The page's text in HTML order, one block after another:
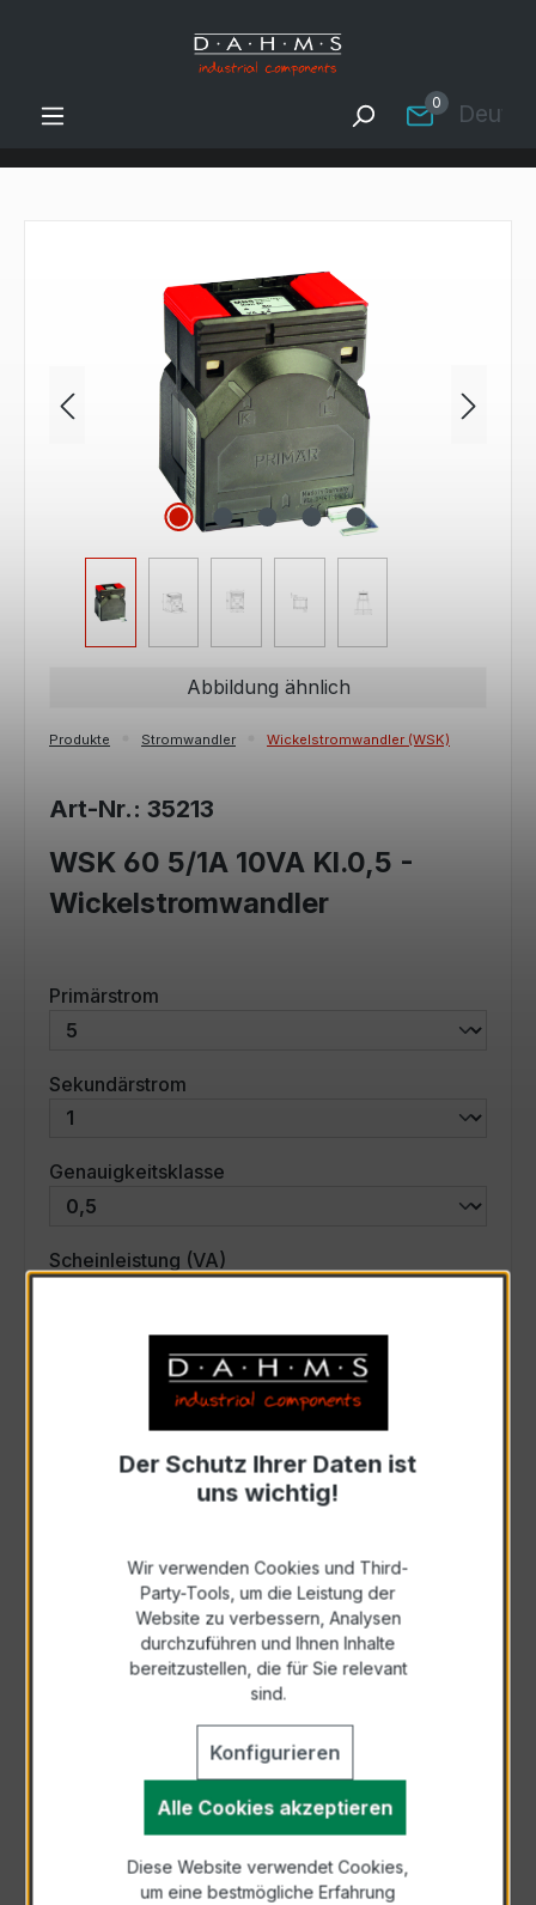
Zum Hauptinhalt springen
0
Bildergalerie überspringen
Abbildung ähnlich
Produkte Stromwandler Wickelstromwandler (WSK)
Art-Nr.: 35213
WSK 60 5/1A 10VA Kl.0,5 -
Wickelstromwandler
Primärstrom
Sekundärstrom
Genauigkeitsklasse
Scheinleistung (VA)
Auswahl zurücksetzen
35213
Zur Sammelanfrage hinzufügen
Anfrage telefonisch
Als PDF exportieren
BESCHREIBUNG
Der Schutz Ihrer Daten ist
uns wichtig!
Wir verwenden Cookies und Third-
Party-Tools, um die Leistung der
Website zu verbessern, Analysen
durchzuführen und Ihnen Inhalte
bereitzustellen, die für Sie relevant
sind.
Konfigurieren
Alle Cookies akzeptieren
Diese Website verwendet Cookies,
um eine bestmögliche Erfahrung